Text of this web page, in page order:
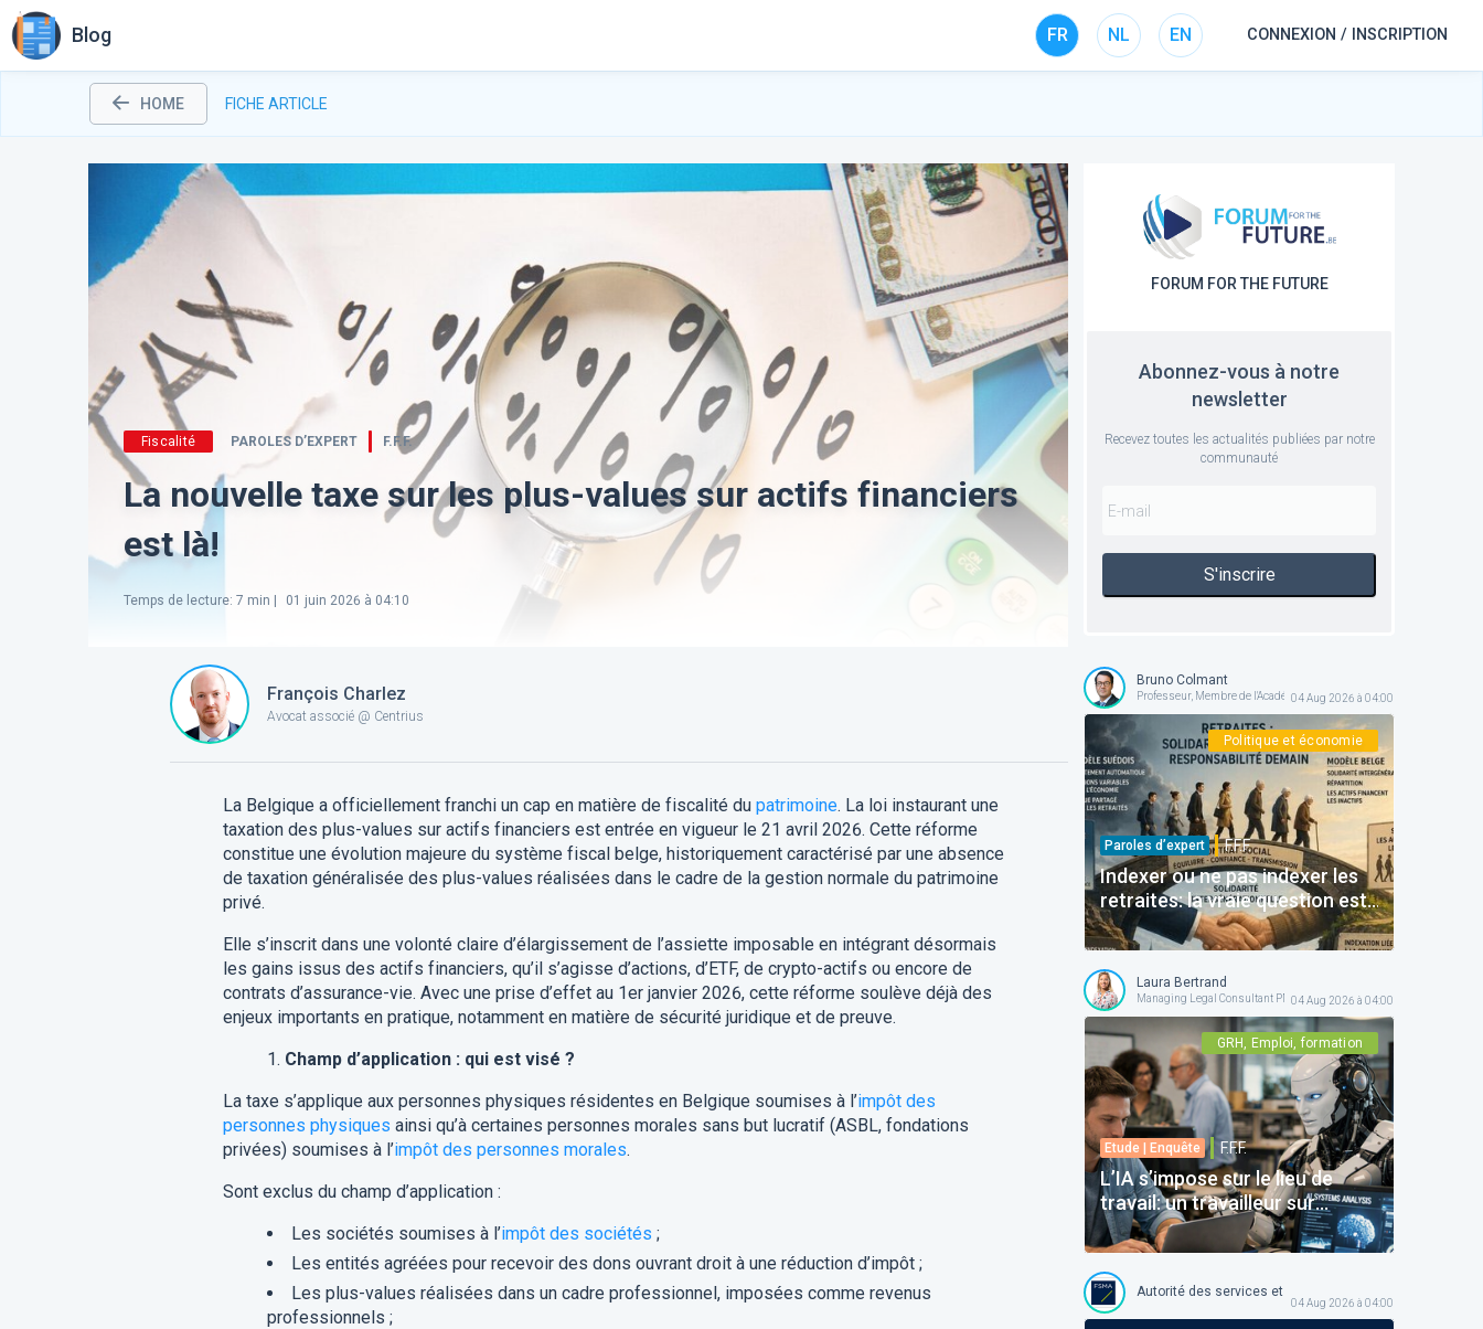
Blog FR NL EN CONNEXION / INSCRIPTION
HOME FICHE ARTICLE
Fiscalité PAROLES D’EXPERT F.F.F.
La nouvelle taxe sur les plus-values sur actifs financiers
est là!
Temps de lecture: 7 min | 01 juin 2026 à 04:10
François Charlez
Avocat associé @ Centrius
La Belgique a officiellement franchi un cap en matière de fiscalité du patrimoine. La loi instaurant une
taxation des plus-values sur actifs financiers est entrée en vigueur le 21 avril 2026. Cette réforme
constitue une évolution majeure du système fiscal belge, historiquement caractérisé par une absence
de taxation généralisée des plus-values réalisées dans le cadre de la gestion normale du patrimoine
privé.
Elle s’inscrit dans une volonté claire d’élargissement de l’assiette imposable en intégrant désormais
les gains issus des actifs financiers, qu’il s’agisse d’actions, d’ETF, de crypto-actifs ou encore de
contrats d’assurance-vie. Avec une prise d’effet au 1er janvier 2026, cette réforme soulève déjà des
enjeux importants en pratique, notamment en matière de sécurité juridique et de preuve.
Champ d’application : qui est visé ?
La taxe s’applique aux personnes physiques résidentes en Belgique soumises à l’impôt des
personnes physiques ainsi qu’à certaines personnes morales sans but lucratif (ASBL, fondations
privées) soumises à l’impôt des personnes morales.
Sont exclus du champ d’application :
Les sociétés soumises à l’impôt des sociétés ;
Les entités agréées pour recevoir des dons ouvrant droit à une réduction d’impôt ;
Les plus-values réalisées dans un cadre professionnel, imposées comme revenus
professionnels ;
FORUM FOR THE FUTURE
Abonnez-vous à notre
newsletter
Recevez toutes les actualités publiées par notre
communauté
S'inscrire
Bruno Colmant
Professeur, Membre de l'Académie Royale04 Aug 2026 à 04:00
Politique et économie
Paroles d’expert F.F.F.
Indexer ou ne pas indexer les
retraites: la vraie question est
ailleurs
Laura Bertrand
Managing Legal Consultant PME @ SD Worx
04 Aug 2026 à 04:00
GRH, Emploi, formation
Etude | Enquête F.F.F.
L’IA s’impose sur le lieu de
travail: un travailleur sur
quatre craint de voir certaines
tâches disparaître -Six
travailleurs sur dix réclament
davantage de transparence
Autorité des services et marchés financiers
04 Aug 2026 à 04:00